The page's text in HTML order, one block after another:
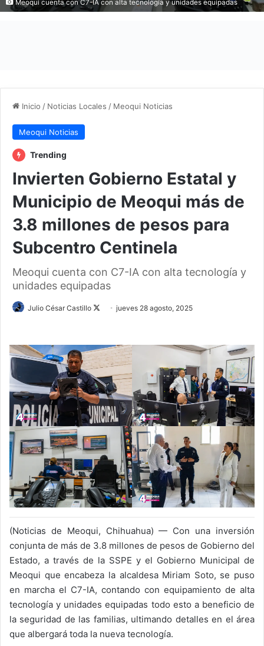
Meoqui cuenta con C7-IA con alta tecnología y unidades equipadas
Inicio / Noticias Locales / Meoqui Noticias
Meoqui Noticias
Trending
Invierten Gobierno Estatal y
Municipio de Meoqui más de
3.8 millones de pesos para
Subcentro Centinela
Meoqui cuenta con C7-IA con alta tecnología y
unidades equipadas
Julio César Castillo
Followjueves 28 agosto, 2025
(Noticias de Meoqui, Chihuahua) — Con una inversión
conjunta de más de 3.8 millones de pesos de Gobierno del
Estado, a través de la SSPE y el Gobierno Municipal de
Meoqui que encabeza la alcaldesa Miriam Soto, se puso
en marcha el C7-IA, contando con equipamiento de alta
tecnología y unidades equipadas todo esto a beneficio de
la seguridad de las familias, ultimando detalles en el área
que albergará toda la nueva tecnología.